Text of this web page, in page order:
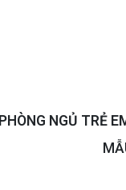
PHÒNG NGỦ TRẺ